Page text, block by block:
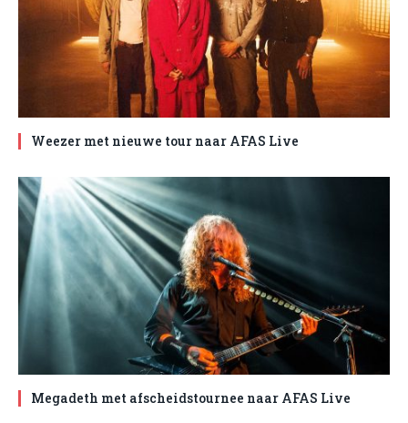
Weezer met nieuwe tour naar AFAS Live
Megadeth met afscheidstournee naar AFAS Live